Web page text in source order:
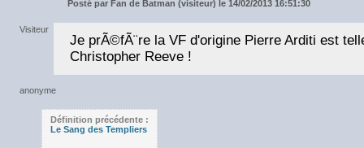
Posté par Fan de Batman (visiteur) le 14/02/2013 16:51:30
Je prÃ©fÃ¨re la VF d'origine Pierre Arditi est
Christopher Reeve !
Définition précédente :
Le Sang des Templiers